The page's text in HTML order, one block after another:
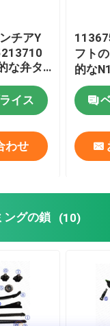
チアY
な弁タ
ムフェ
イス
わせ
フト
的な
造人
カム
ングの鎖 (10)